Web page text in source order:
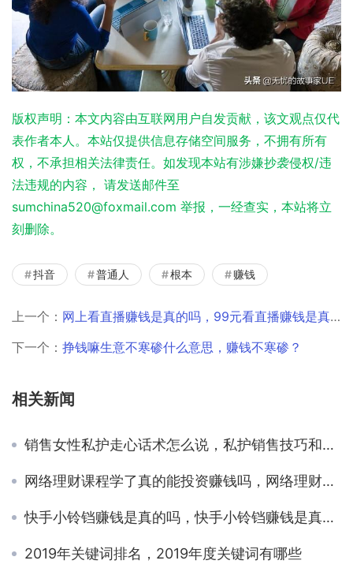
版权声明：本文内容由互联网用户自发贡献，该文观点仅代
表作者本人。本站仅提供信息存储空间服务，不拥有所有
权，不承担相关法律责任。如发现本站有涉嫌抄袭侵权/违
法违规的内容， 请发送邮件至
sumchina520@foxmail.com 举报，一经查实，本站将立
刻删除。
抖音 普通人 根本 赚钱
上一个： 网上看直播赚钱是真的吗，99元看直播赚钱是真的吗？
下一个： 挣钱嘛生意不寒碜什么意思，赚钱不寒碜？
相关新闻
销售女性私护走心话术怎么说，私护销售技巧和话术？
网络理财课程学了真的能投资赚钱吗，网络理财课程学了真的能投资赚钱吗知乎？
快手小铃铛赚钱是真的吗，快手小铃铛赚钱是真的吗知乎？
2019年关键词排名，2019年度关键词有哪些